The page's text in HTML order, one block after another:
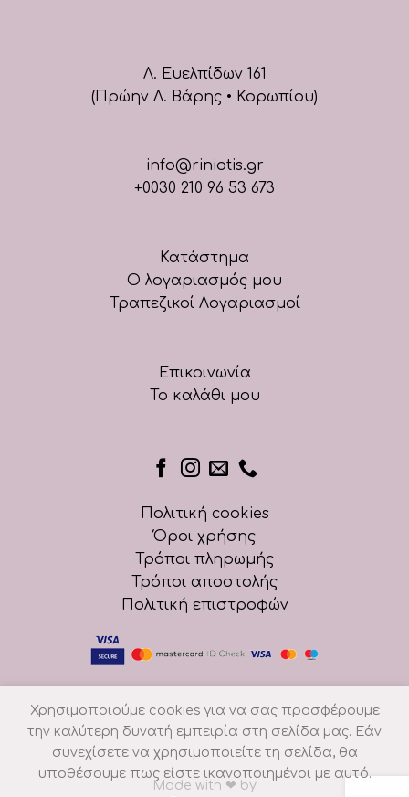
Λ. Ευελπίδων 161
(Πρώην Λ. Βάρης • Κορωπίου)
info@riniotis.gr
+0030 210 96 53 673
Κατάστημα
Ο λογαριασμός μου
Τραπεζικοί Λογαριασμοί
Επικοινωνία
Το καλάθι μου
Πολιτική cookies
Όροι χρήσης
Τρόποι πληρωμής
Τρόποι αποστολής
Πολιτική επιστροφών
Made with ❤ by
Χρησιμοποιούμε cookies για να σας προσφέρουμε
την καλύτερη δυνατή εμπειρία στη σελίδα μας. Εάν
συνεχίσετε να χρησιμοποιείτε τη σελίδα, θα
υποθέσουμε πως είστε ικανοποιημένοι με αυτό.